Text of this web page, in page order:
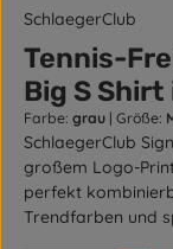
SchlaegerClub
Tennis-
Big S
Farbe: grau | Größe:
SchlaegerClub
großem Logo-
perfekt
Trendfarben und